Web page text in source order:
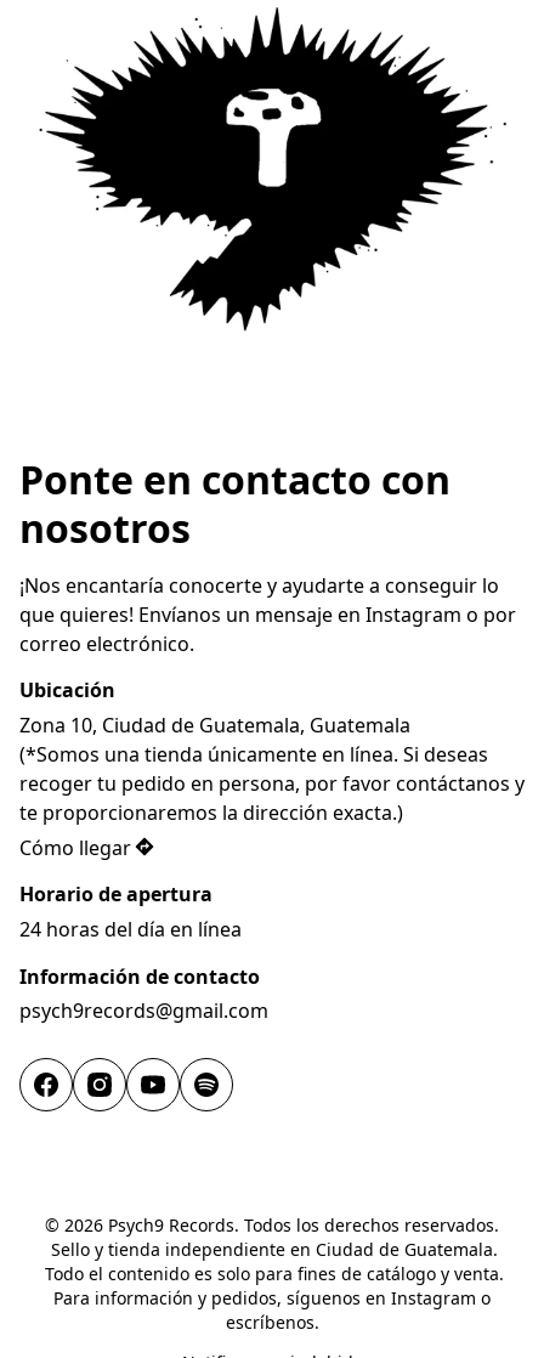
Ponte en contacto con
nosotros
¡Nos encantaría conocerte y ayudarte a conseguir lo
que quieres! Envíanos un mensaje en Instagram o por
Ubicación
Zona 10, Ciudad de Guatemala, Guatemala
(*Somos una tienda únicamente en línea. Si deseas
recoger tu pedido en persona, por favor contáctanos y
te proporcionaremos la dirección exacta.)
Cómo llegar
Horario de apertura
24 horas del día en línea
Información de contacto
psych9records@gmail.com
© 2026 Psych9 Records. Todos los derechos reservados.
Sello y tienda independiente en Ciudad de Guatemala.
Todo el contenido es solo para fines de catálogo y venta.
escríbenos.